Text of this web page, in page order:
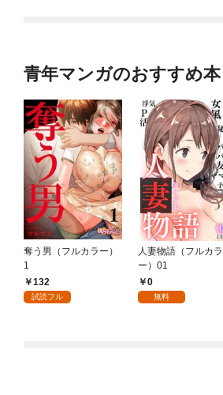
青年マンガのおすすめ本
奪う男（フルカラー）
1
132
試読フル
人妻物語（フルカラ
ー）01
0
無料